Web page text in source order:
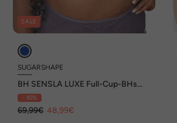
SALE
SUGARSHAPE
BH SENSLA LUXE Full-Cup-BHs
Bügel-BHs,Spitzen-BHs
- 30%
69,99€ 48,99€